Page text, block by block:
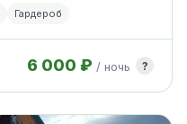
Гардероб
6 000 ₽ / ночь ?